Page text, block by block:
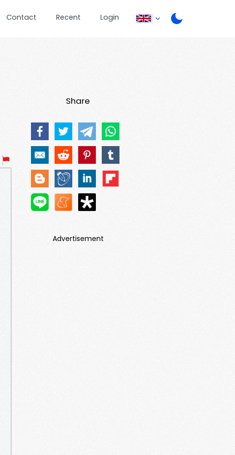
Contact Recent Login
Share
Advertisement